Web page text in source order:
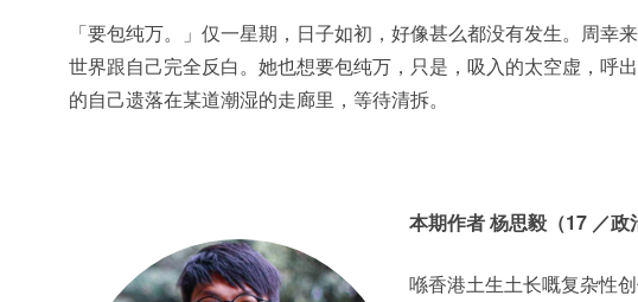
「要包纯万。」仅一星期，日子如初，好像甚么都没有发生。周
世界跟自己完全反白。她也想要包纯万，只是，吸入的太空虚，呼
的自己遗落在某道潮湿的走廊里，等待清拆。
本期作者杨思毅（17 ／政
喺香港土生土长嘅复杂性